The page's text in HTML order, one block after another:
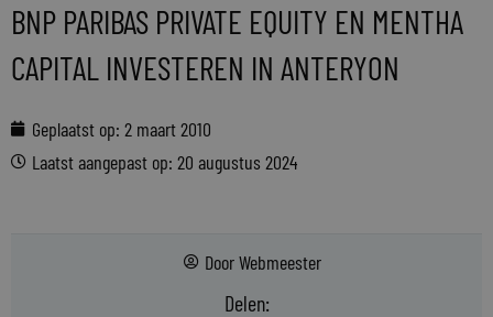
BNP PARIBAS PRIVATE EQUITY EN MENTHA
CAPITAL INVESTEREN IN ANTERYON
Geplaatst op: 2 maart 2010
Laatst aangepast op: 20 augustus 2024
DoorWebmeester
Delen: